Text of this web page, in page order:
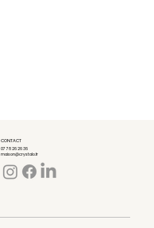
CONTACT
07 78 26 26 36
maison@crystalo.fr